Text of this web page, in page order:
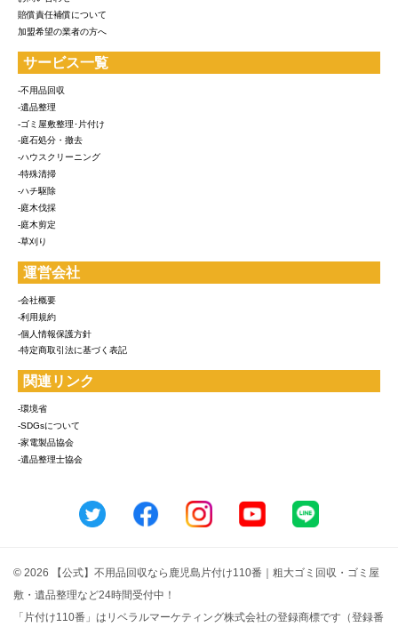
賠償責任補償について
加盟希望の業者の方へ
サービス一覧
-不用品回収
-遺品整理
-ゴミ屋敷整理･片付け
-庭石処分・撤去
-ハウスクリーニング
-特殊清掃
-ハチ駆除
-庭木伐採
-庭木剪定
-草刈り
運営会社
-会社概要
-利用規約
-個人情報保護方針
-特定商取引法に基づく表記
関連リンク
-環境省
-SDGsについて
-家電製品協会
-遺品整理士協会
© 2026 【公式】不用品回収なら鹿児島片付け110番｜粗大ゴミ回収・ゴミ屋
敷・遺品整理など24時間受付中！
「片付け110番」はリベラルマーケティング株式会社の登録商標です（登録番